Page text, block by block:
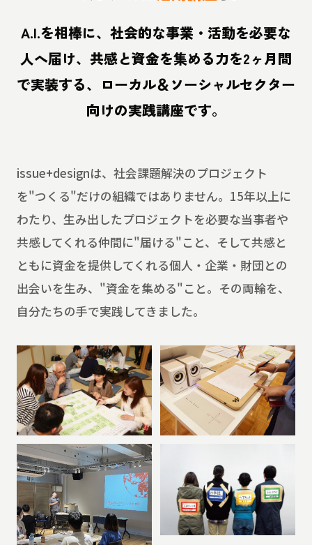
A.I.を相棒に、社会的な事業・活動を必要な
人へ届け、 共感と資金を集める力を2ヶ月間
で実装する、 ローカル＆ソーシャルセクター
向けの実践講座です。
issue+designは、社会課題解決のプロジェクト
を"つくる"だけの組織ではありません。15年以上に
わたり、生み出したプロジェクトを必要な当事者や
共感してくれる仲間に"届ける"こと、そして共感と
ともに資金を提供してくれる個人・企業・財団との
出会いを生み、"資金を集める"こと。その両輪を、
自分たちの手で実践してきました。